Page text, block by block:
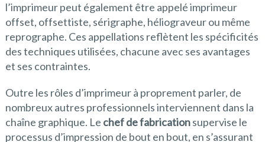
l’imprimeur peut également être appelé imprimeur
offset, offsettiste, sérigraphe, héliograveur ou même
reprographe. Ces appellations reflètent les spécificités
des techniques utilisées, chacune avec ses avantages
et ses contraintes.
Outre les rôles d’imprimeur à proprement parler, de
nombreux autres professionnels interviennent dans la
chaîne graphique. Le chef de fabricationsupervise le
processus d’impression de bout en bout, en s’assurant